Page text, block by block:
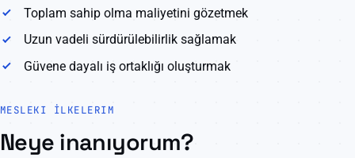
Toplam sahip olma maliyetini gözetmek
Uzun vadeli sürdürülebilirlik sağlamak
Güvene dayalı iş ortaklığı oluşturmak
MESLEKI İLKELERIM
Neye inanıyorum?